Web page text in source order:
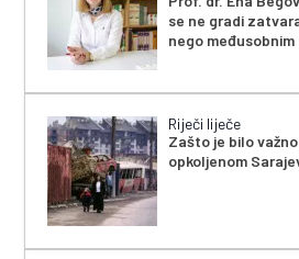
se ne gradi
nego
Riječi liječe
Zašto je bilo
opkoljenom